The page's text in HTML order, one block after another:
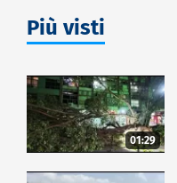
Più visti
01:29